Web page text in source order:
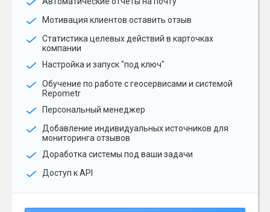
Мотивация клиентов оставить отзыв
Статистика целевых действий в карточках
компании
Настройка и запуск "под ключ"
Обучение по работе с геосервисами и системой
Repometr
Персональный менеджер
Добавление индивидуальных источников для
мониторинга отзывов
Доработка системы под ваши задачи
Доступ к API